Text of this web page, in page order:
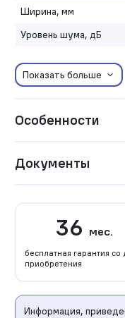
Ширина, мм
Уровень шума, дБ
Показать больше
Особенности
Документы
36 мес.
бесплатная гарантия со
приобретения
Информация,